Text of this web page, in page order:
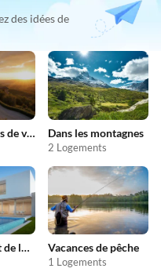
des idées de
Appartements de vacances pas chers Dans les montagnes
2 Logements
Hébergement de luxe Vacances de pêche
1 Logements